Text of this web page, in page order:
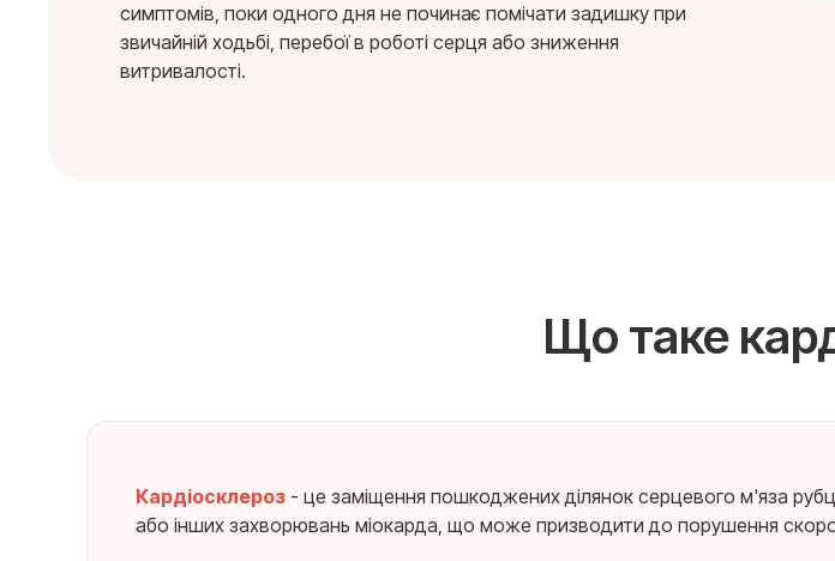
симптомів, поки одного дня не починає помічати задишку при
звичайній ходьбі, перебої в роботі серця або зниження
витривалості.
Що таке
Кардіосклероз - це заміщення пошкоджених ділянок серцевого м'яза
або інших захворювань міокарда, що може призводити до порушення